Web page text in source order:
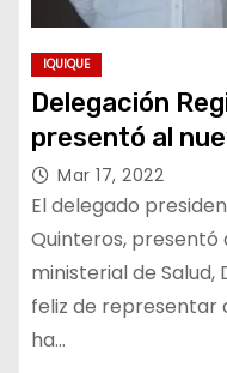
IQUIQUE
Delegación
presentó al
Mar 17, 2022
El delegado
Quinteros,
ministerial de Salud,
feliz de representar
ha…